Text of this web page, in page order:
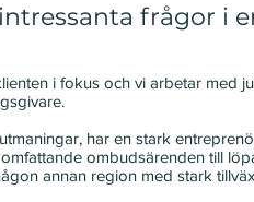
frågor i
i fokus och vi arbetar med
har en stark
ombudsärenden till
annan region med stark